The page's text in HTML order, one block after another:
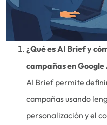
¿Qué es AI Brief y
campañas en Google
AI Brief permite
campañas usando
personalización y el